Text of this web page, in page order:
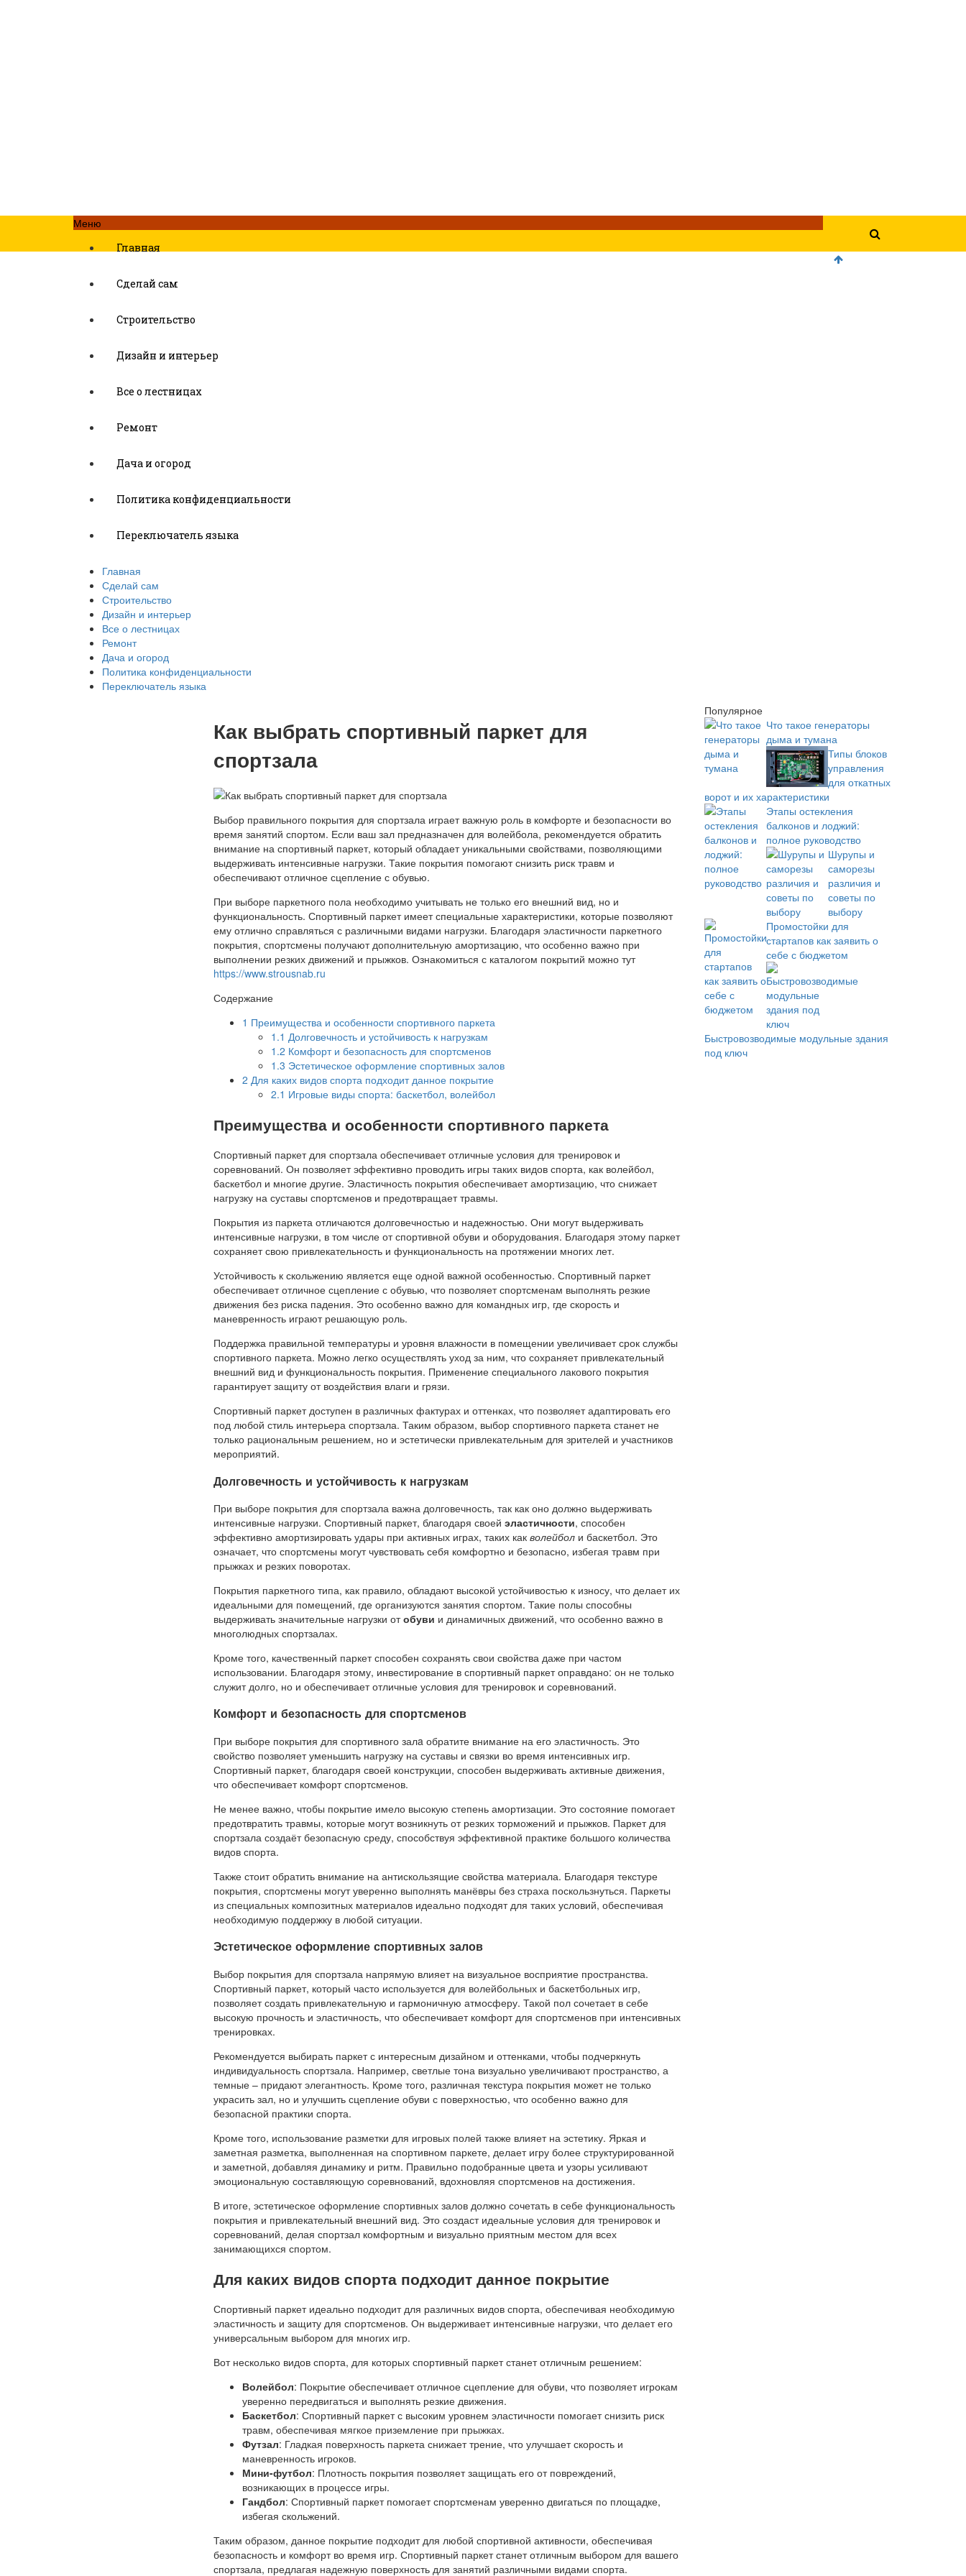
Меню
Главная
Сделай сам
Строительство
Дизайн и интерьер
Все о лестницах
Ремонт
Дача и огород
Политика конфиденциальности
Переключатель языка
Главная
Сделай сам
Строительство
Дизайн и интерьер
Все о лестницах
Ремонт
Дача и огород
Политика конфиденциальности
Переключатель языка
Как выбрать спортивный паркет для
спортзала
Выбор правильного покрытия для спортзала играет важную роль в комфорте и безопасности во
время занятий спортом. Если ваш зал предназначен для волейбола, рекомендуется обратить
внимание на спортивный паркет, который обладает уникальными свойствами, позволяющими
выдерживать интенсивные нагрузки. Такие покрытия помогают снизить риск травм и
обеспечивают отличное сцепление с обувью.
При выборе паркетного пола необходимо учитывать не только его внешний вид, но и
функциональность. Спортивный паркет имеет специальные характеристики, которые позволяют
ему отлично справляться с различными видами нагрузки. Благодаря эластичности паркетного
покрытия, спортсмены получают дополнительную амортизацию, что особенно важно при
выполнении резких движений и прыжков. Ознакомиться с каталогом покрытий можно тут
https://www.strousnab.ru
Содержание
1 Преимущества и особенности спортивного паркета
1.1 Долговечность и устойчивость к нагрузкам
1.2 Комфорт и безопасность для спортсменов
1.3 Эстетическое оформление спортивных залов
2 Для каких видов спорта подходит данное покрытие
2.1 Игровые виды спорта: баскетбол, волейбол
Преимущества и особенности спортивного паркета
Спортивный паркет для спортзала обеспечивает отличные условия для тренировок и
соревнований. Он позволяет эффективно проводить игры таких видов спорта, как волейбол,
баскетбол и многие другие. Эластичность покрытия обеспечивает амортизацию, что снижает
нагрузку на суставы спортсменов и предотвращает травмы.
Покрытия из паркета отличаются долговечностью и надежностью. Они могут выдерживать
интенсивные нагрузки, в том числе от спортивной обуви и оборудования. Благодаря этому паркет
сохраняет свою привлекательность и функциональность на протяжении многих лет.
Устойчивость к скольжению является еще одной важной особенностью. Спортивный паркет
обеспечивает отличное сцепление с обувью, что позволяет спортсменам выполнять резкие
движения без риска падения. Это особенно важно для командных игр, где скорость и
маневренность играют решающую роль.
Поддержка правильной температуры и уровня влажности в помещении увеличивает срок службы
спортивного паркета. Можно легко осуществлять уход за ним, что сохраняет привлекательный
внешний вид и функциональность покрытия. Применение специального лакового покрытия
гарантирует защиту от воздействия влаги и грязи.
Спортивный паркет доступен в различных фактурах и оттенках, что позволяет адаптировать его
под любой стиль интерьера спортзала. Таким образом, выбор спортивного паркета станет не
только рациональным решением, но и эстетически привлекательным для зрителей и участников
мероприятий.
Долговечность и устойчивость к нагрузкам
При выборе покрытия для спортзала важна долговечность, так как оно должно выдерживать
интенсивные нагрузки. Спортивный паркет, благодаря своей эластичности, способен
эффективно амортизировать удары при активных играх, таких как волейбол и баскетбол. Это
означает, что спортсмены могут чувствовать себя комфортно и безопасно, избегая травм при
прыжках и резких поворотах.
Покрытия паркетного типа, как правило, обладают высокой устойчивостью к износу, что делает их
идеальными для помещений, где организуются занятия спортом. Такие полы способны
выдерживать значительные нагрузки отобуви и динамичных движений, что особенно важно в
многолюдных спортзалах.
Кроме того, качественный паркет способен сохранять свои свойства даже при частом
использовании. Благодаря этому, инвестирование в спортивный паркет оправдано: он не только
служит долго, но и обеспечивает отличные условия для тренировок и соревнований.
Комфорт и безопасность для спортсменов
При выборе покрытия для спортивного залa обратите внимание на его эластичность. Это
свойство позволяет уменьшить нагрузку на суставы и связки во время интенсивных игр.
Спортивный паркет, благодаря своей конструкции, способен выдерживать активные движения,
что обеспечивает комфорт спортсменов.
Не менее важно, чтобы покрытие имело высокую степень амортизации. Это состояние помогает
предотвратить травмы, которые могут возникнуть от резких торможений и прыжков. Паркет для
спортзала создаёт безопасную среду, способствуя эффективной практике большого количества
видов спорта.
Также стоит обратить внимание на антискользящие свойства материала. Благодаря текстуре
покрытия, спортсмены могут уверенно выполнять манёвры без страха поскользнуться. Паркеты
из специальных композитных материалов идеально подходят для таких условий, обеспечивая
необходимую поддержку в любой ситуации.
Эстетическое оформление спортивных залов
Выбор покрытия для спортзала напрямую влияет на визуальное восприятие пространства.
Спортивный паркет, который часто используется для волейбольных и баскетбольных игр,
позволяет создать привлекательную и гармоничную атмосферу. Такой пол сочетает в себе
высокую прочность и эластичность, что обеспечивает комфорт для спортсменов при интенсивных
тренировках.
Рекомендуется выбирать паркет с интересным дизайном и оттенками, чтобы подчеркнуть
индивидуальность спортзала. Например, светлые тона визуально увеличивают пространство, а
темные – придают элегантность. Кроме того, различная текстура покрытия может не только
украсить зал, но и улучшить сцепление обуви с поверхностью, что особенно важно для
безопасной практики спорта.
Кроме того, использование разметки для игровых полей также влияет на эстетику. Яркая и
заметная разметка, выполненная на спортивном паркете, делает игру более структурированной
и заметной, добавляя динамику и ритм. Правильно подобранные цвета и узоры усиливают
эмоциональную составляющую соревнований, вдохновляя спортсменов на достижения.
В итоге, эстетическое оформление спортивных залов должно сочетать в себе функциональность
покрытия и привлекательный внешний вид. Это создаст идеальные условия для тренировок и
соревнований, делая спортзал комфортным и визуально приятным местом для всех
занимающихся спортом.
Для каких видов спорта подходит данное покрытие
Спортивный паркет идеально подходит для различных видов спорта, обеспечивая необходимую
эластичность и защиту для спортсменов. Он выдерживает интенсивные нагрузки, что делает его
универсальным выбором для многих игр.
Вот несколько видов спорта, для которых спортивный паркет станет отличным решением:
Волейбол: Покрытие обеспечивает отличное сцепление для обуви, что позволяет игрокам
уверенно передвигаться и выполнять резкие движения.
Баскетбол: Спортивный паркет с высоким уровнем эластичности помогает снизить риск
травм, обеспечивая мягкое приземление при прыжках.
Футзал: Гладкая поверхность паркета снижает трение, что улучшает скорость и
маневренность игроков.
Мини-футбол: Плотность покрытия позволяет защищать его от повреждений,
возникающих в процессе игры.
Гандбол: Спортивный паркет помогает спортсменам уверенно двигаться по площадке,
избегая скольжений.
Таким образом, данное покрытие подходит для любой спортивной активности, обеспечивая
безопасность и комфорт во время игр. Спортивный паркет станет отличным выбором для вашего
спортзала, предлагая надежную поверхность для занятий различными видами спорта.
Популярное
Что такое генераторы
дыма и тумана
Типы блоков
управления
для откатных
ворот и их характеристики
Этапы остекления
балконов и лоджий:
полное руководство
Шурупы и
саморезы
различия и
советы по
выбору
Промостойки для
стартапов как заявить о
себе с бюджетом
Быстровозводимые модульные здания
под ключ